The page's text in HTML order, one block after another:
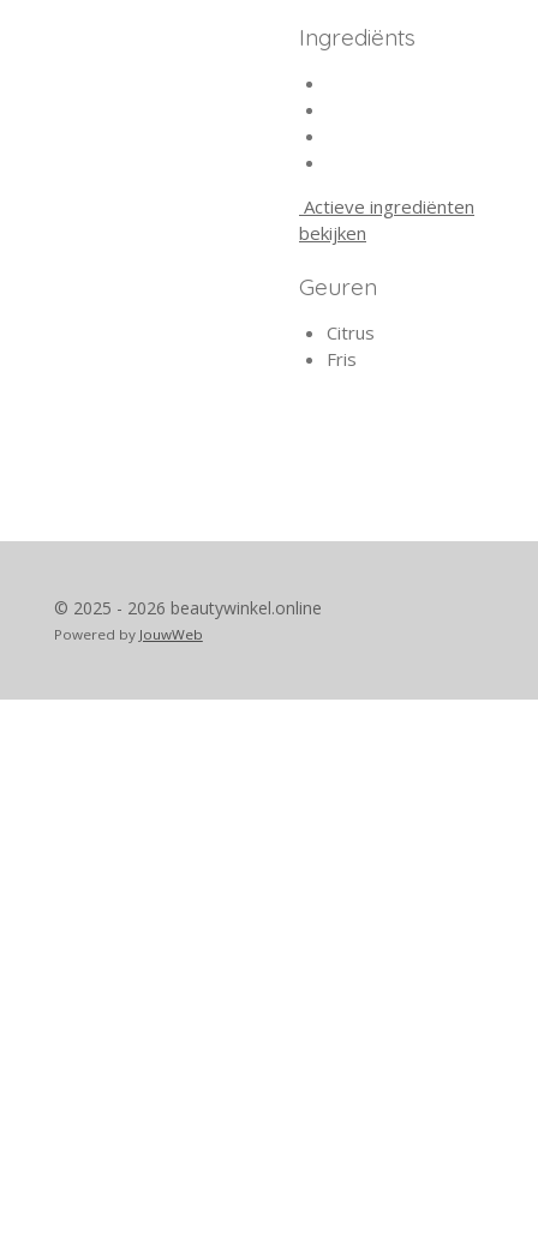
Ingrediënts
Actieve ingrediënten
bekijken
Geuren
Citrus
Fris
© 2025 - 2026 beautywinkel.online
Powered by JouwWeb